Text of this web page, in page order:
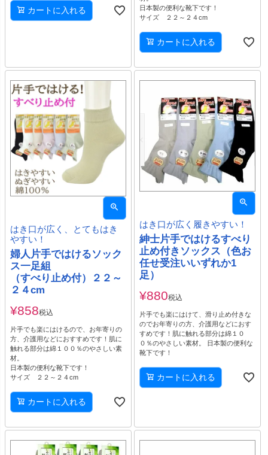
カートに入れる
日本製の便利な靴下です！
サイズ ２２～２４cm
カートに入れる
はき口が広く、とてもはき
やすい！
婦人片手ではけるソック
ス一足組
（すべり止め付）２２～
２４cm
¥858税込
片手でも楽にはけるので、お年寄りの
方、介護用などにおすすめです！肌に
触れる部分は綿１００％のやさしい素
材。
日本製の便利な靴下です！
サイズ ２２～２４cm
カートに入れる
はき口が広く履きやすい！
紳士片手ではけるすべり
止め付きソックス（色お
任せ受注いいずれか1
足）
¥880税込
片手でも楽にはけて、滑り止め付きな
のでお年寄りの方、介護用などにおす
すめです！肌に触れる部分は綿１０
０％のやさしい素材。 日本製の便利な
靴下です！
カートに入れる